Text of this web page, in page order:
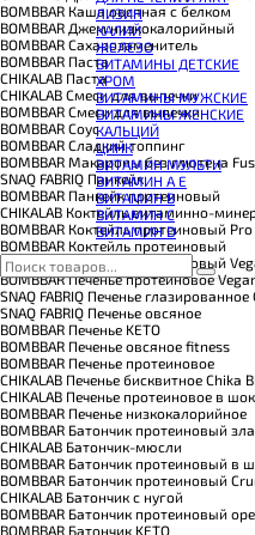
КРЕАТИН
ПОЛЕЗНЫЕ ЖИРЫ
ПРОТЕИН
ПРОТЕИНОВОЕ ПЕЧЕНЬЕ
ПРОТЕИНОВЫЕ
ПРОТЕИНОВЫЕ КАШИ
ТЕСТОБУСТЕРЫ
ЦИТРУЛЛИН МАЛАТ
ПРЕДТРЕНИРОВОЧНЫЕ
ЭНЕРГЕТИКИ И
ЛИЗИН
КАЛИЙ
ЖЕЛЕЗО
ВИТАМИНЫ ДЕТСКИЕ
ХРОМ
ВИТАМИНЫ МУЖСКИЕ
ВИТАМИНЫ ЖЕНСКИЕ
КАЛЬЦИЙ
ЦИНК
ВИТАМИН МУЛЬТИ
ВИТАМИН A E
ВИТАМИН B
ВИТАМИН C
ВИТАМИН D
BOMBBAR Каша овсяная с белком
BOMBBAR Джем низкокалорийный
BOMBBAR Сахарозаменитель
BOMBBAR Паста
CHIKALAB Паста
CHIKALAB Смеси для выпечки
BOMBBAR Смеси для выпечки
BOMBBAR Соус
BOMBBAR Сладкий топпинг
BOMBBAR Макароны без глютена
SNAQ FABRIQ Панкейк
BOMBBAR Панкейк протеиновый
CHIKALAB Коктейль витаминно-
BOMBBAR Коктейль протеиновый Pro
BOMBBAR Коктейль протеиновый
BOMBBAR Коктейль протеиновый
BOMBBAR Печенье протеиновое
SNAQ FABRIQ Печенье
SNAQ FABRIQ Печенье овсяное
BOMBBAR Печенье KETO
BOMBBAR Печенье овсяное fitness
BOMBBAR Печенье протеиновое
CHIKALAB Печенье бисквитное Chika
CHIKALAB Печенье протеиновое в
BOMBBAR Печенье низкокалорийное
BOMBBAR Батончик протеиновый
CHIKALAB Батончик-мюсли
BOMBBAR Батончик протеиновый в
BOMBBAR Батончик протеиновый
CHIKALAB Батончик с нугой
BOMBBAR Батончик протеиновый
BOMBBAR Батончик KETO